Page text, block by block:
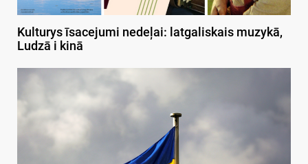
Kulturys īsacejumi nedeļai: latgaliskais muzykā,
Ludzā i kinā